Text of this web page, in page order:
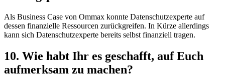
Als Business Case von Ommax konnte Datenschutzexperte auf
dessen finanzielle Ressourcen zurückgreifen. In Kürze allerdings
kann sich Datenschutzexperte bereits selbst finanziell tragen.
10. Wie habt Ihr es geschafft, auf Euch
aufmerksam zu machen?